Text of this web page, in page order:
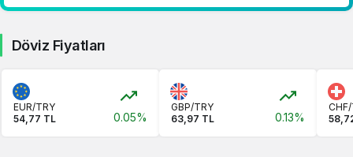
Döviz Fiyatları
EUR/TRY
54,77 TL
0.05%
GBP/TRY
63,97 TL
0.13%